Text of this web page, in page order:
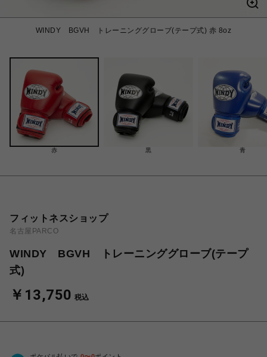
WINDY BGVH トレーニンググローブ(テープ式) 赤 8oz
赤 黒 青
フィットネスショップ
名古屋PARCO
WINDY BGVH トレーニンググローブ(テープ
式)
￥13,750 税込